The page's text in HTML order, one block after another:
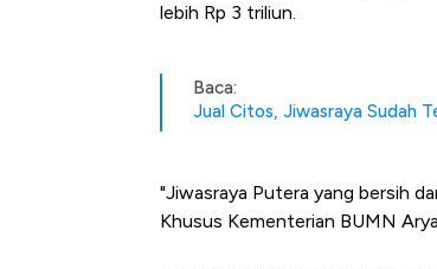
lebih Rp 3 triliun.
Baca:
Jual Citos, Jiwasraya Sudah
"Jiwasraya Putera yang bersih
Khusus Kementerian BUMN